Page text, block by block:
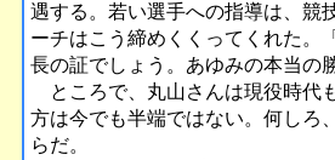
遇する。若い選手への指導は、競
ーチはこう締めくくってくれた。
長の証でしょう。あゆみの本当の
ところで、丸山さんは現役時代
方は今でも半端ではない。何しろ
らだ。